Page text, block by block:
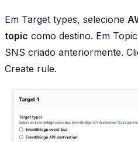
Em Target types, selecione
topic como destino. Em
SNS criado anteriormente.
Create rule.